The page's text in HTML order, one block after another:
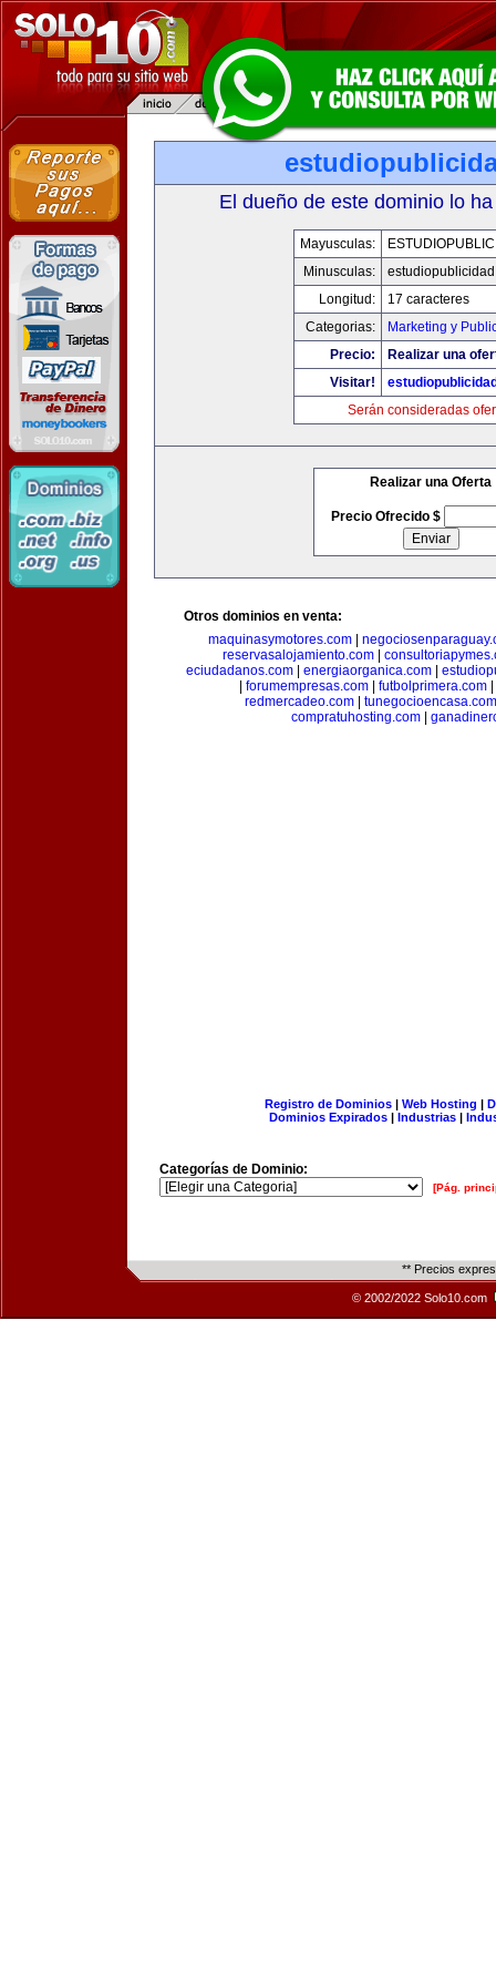
El dueño de este dominio lo
Mayusculas:
Minusculas:
Longitud:
17 caracteres
Categorias:
Marketing y
Precio:
Realizar una
Visitar!
Serán consideradas
Realizar una Oferta
Precio Ofrecido $
Otros dominios en venta:
maquinasymotores.com|
reservasalojamiento.com
eciudadanos.com| energiaorganica.com|
forumempresas.com futbolprimera.com
redmercadeo.com| tunegocioencasa.com
compratuhosting.com|
Registro de Dominios| Web Hosting |
Dominios Expirados | Industrias |
Categorías de Dominio:
[Pág.
** Precios
© 2002/2022 Solo10.com